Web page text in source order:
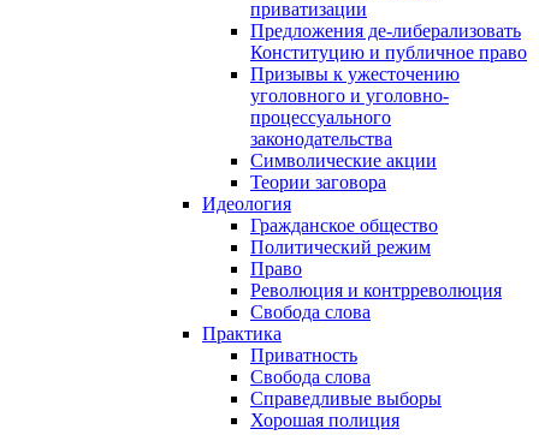
приватизации
Предложения де-либерализовать
Конституцию и публичное право
Призывы к ужесточению
уголовного и уголовно-
процессуального
законодательства
Символические акции
Теории заговора
Идеология
Гражданское общество
Политический режим
Право
Революция и контрреволюция
Свобода слова
Практика
Приватность
Свобода слова
Справедливые выборы
Хорошая полиция